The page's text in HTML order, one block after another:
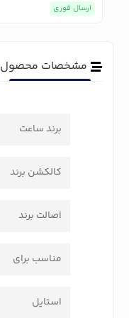
ارسال فوری
مشخصات محصول
برند ساعت
کالکشن برند
اصالت برند
مناسب برای
استایل